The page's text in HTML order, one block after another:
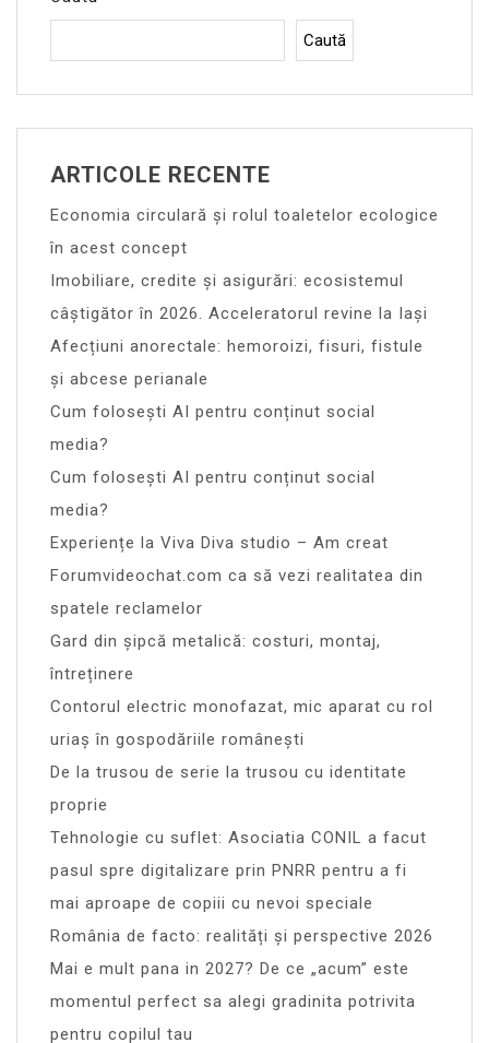
Caută
ARTICOLE RECENTE
Economia circulară și rolul toaletelor ecologice
în acest concept
Imobiliare, credite și asigurări: ecosistemul
câștigător în 2026. Acceleratorul revine la Iași
Afecțiuni anorectale: hemoroizi, fisuri, fistule
și abcese perianale
Cum folosești AI pentru conținut social
media?
Cum folosești AI pentru conținut social
media?
Experiențe la Viva Diva studio – Am creat
Forumvideochat.com ca să vezi realitatea din
spatele reclamelor
Gard din șipcă metalică: costuri, montaj,
întreținere
Contorul electric monofazat, mic aparat cu rol
uriaș în gospodăriile românești
De la trusou de serie la trusou cu identitate
proprie
Tehnologie cu suflet: Asociatia CONIL a facut
pasul spre digitalizare prin PNRR pentru a fi
mai aproape de copiii cu nevoi speciale
România de facto: realități și perspective 2026
Mai e mult pana in 2027? De ce „acum” este
momentul perfect sa alegi gradinita potrivita
pentru copilul tau